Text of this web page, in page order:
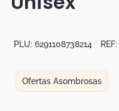
PLU: 6291108738214 REF:
Ofertas Asombrosas